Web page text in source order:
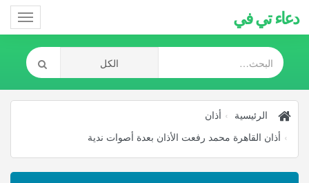
دعاء تي في
الرئيسية
أذان
أذان القاهرة محمد رفعت الأذان بعدة أصوات ندية